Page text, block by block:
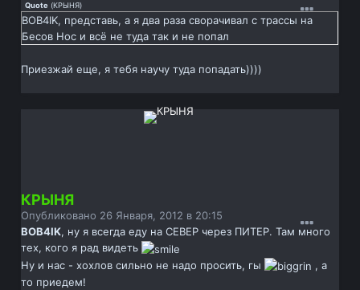
Quote (КРЫНЯ)
BOB4IK, представь, а я два раза сворачивал с трассы на
Бесов Нос и всё не туда так и не попал
Приезжай еще, я тебя научу туда попадать))))
КРЫНЯ
Опубликовано 26 Января, 2012 в 20:15
BOB4IK, ну я всегда еду на СЕВЕР через ПИТЕР. Там много
тех, кого я рад видеть
Ну и нас - хохлов сильно не надо просить, гы
, а
то приедем!